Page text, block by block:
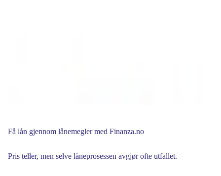
Få lån gjennom lånemegler med Finanza.no
Pris teller, men selve låneprosessen avgjør ofte utfallet.